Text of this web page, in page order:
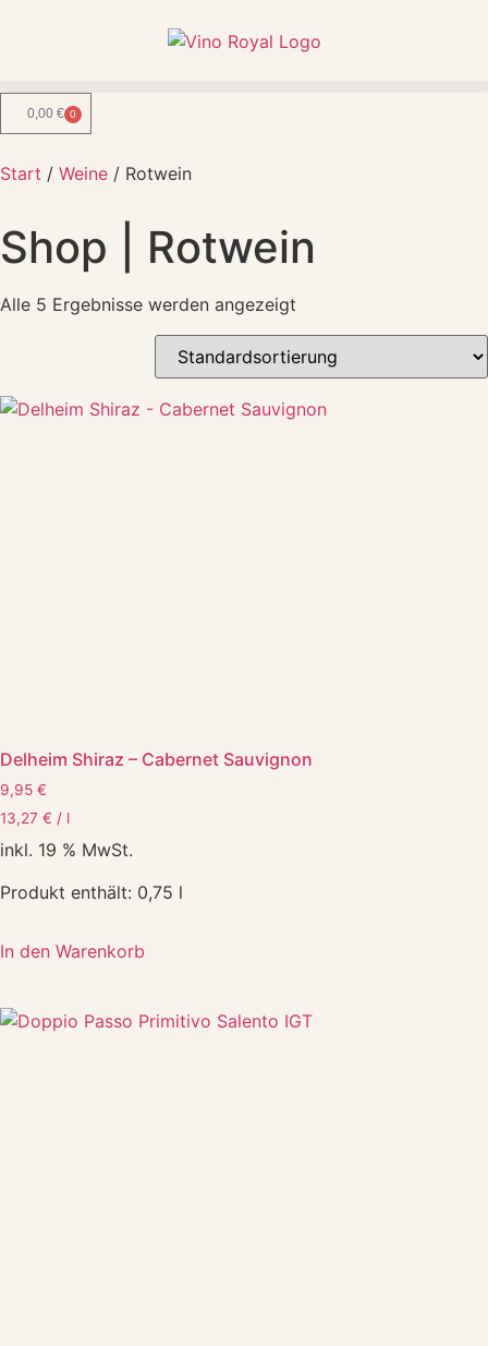
0,00 € 0
Start / Weine / Rotwein
Shop | Rotwein
Alle 5 Ergebnisse werden angezeigt
Delheim Shiraz – Cabernet Sauvignon
9,95 €
13,27 € / l
inkl. 19 % MwSt.
Produkt enthält: 0,75 l
In den Warenkorb